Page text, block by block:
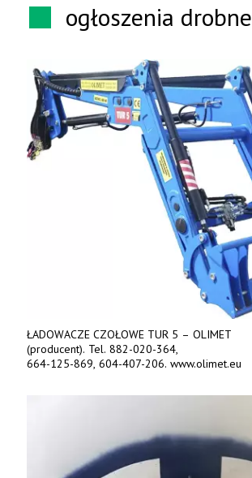
ogłoszenia drobne
ŁADOWACZE CZOŁOWE TUR 5 – OLIMET
(producent). Tel. 882-020-364,
664-125-869, 604-407-206. www.olimet.eu